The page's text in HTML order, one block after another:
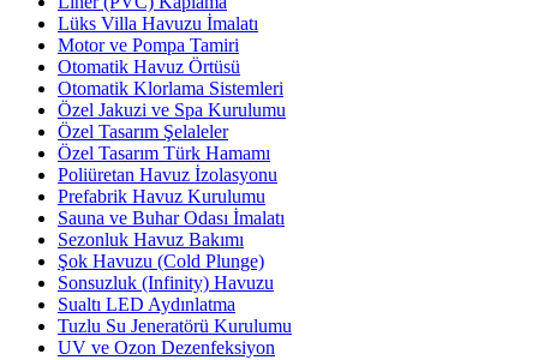
Lüks Villa Havuzu İmalatı
Motor ve Pompa Tamiri
Otomatik Havuz Örtüsü
Otomatik Klorlama Sistemleri
Özel Jakuzi ve Spa Kurulumu
Özel Tasarım Şelaleler
Özel Tasarım Türk Hamamı
Poliüretan Havuz İzolasyonu
Prefabrik Havuz Kurulumu
Sauna ve Buhar Odası İmalatı
Sezonluk Havuz Bakımı
Şok Havuzu (Cold Plunge)
Sonsuzluk (Infinity) Havuzu
Sualtı LED Aydınlatma
Tuzlu Su Jeneratörü Kurulumu
UV ve Ozon Dezenfeksiyon